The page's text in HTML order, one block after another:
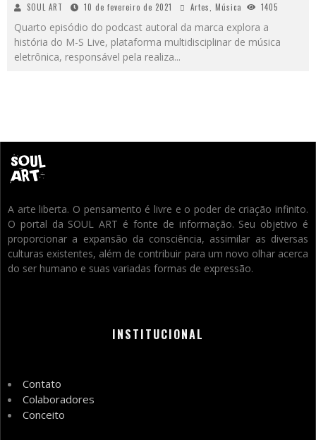
SOUL ART 10 de fevereiro de 2021 Artes, Música 1405
Quarto episódio do podcast autoral da marca explora a
história do M-S Live, plataforma multidisciplinar de música
eletrônica, responsável pela realiza...
A arte liberta. O pensamento é livre e o poder de criação infinito.
O portal da SOUL ART é fonte de informação. Seu objetivo é
proporcionar a expansão da consciência, assimilar as diversas
culturas existentes, além de contribuir para um novo olhar acerca
do ser humano e suas variadas formas de expressão.
INSTITUCIONAL
Contato
Colaboradores
Conceito